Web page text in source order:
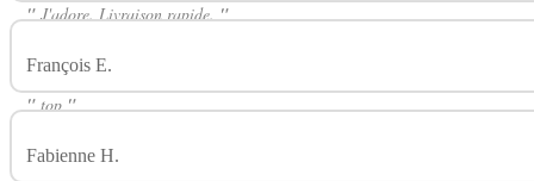
" J'adore. Livraison rapide. "
François E.
" top "
Fabienne H.